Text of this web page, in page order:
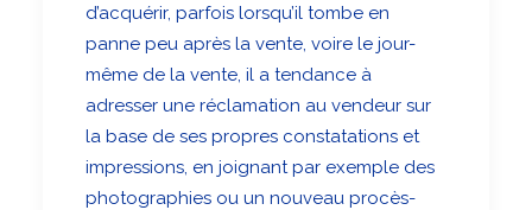
d’acquérir, parfois lorsqu’il tombe en
panne peu après la vente, voire le jour-
même de la vente, il a tendance à
adresser une réclamation au vendeur sur
la base de ses propres constatations et
impressions, en joignant par exemple des
photographies ou un nouveau procès-